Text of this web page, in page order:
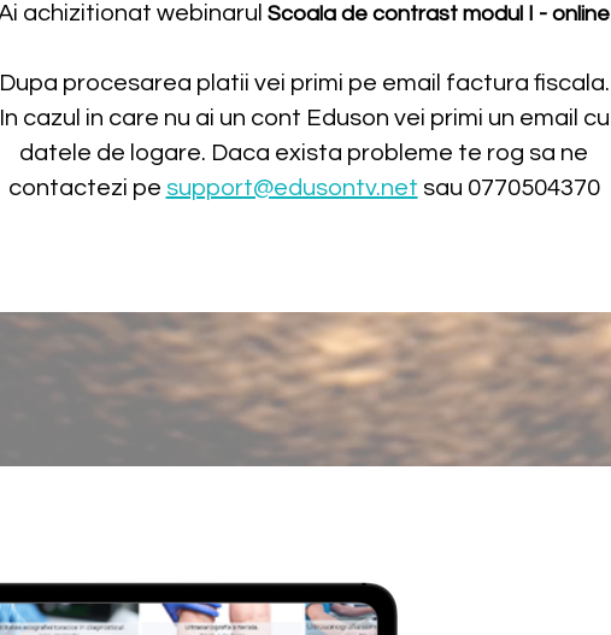
achizitionat webinarul Scoala de contrast modul I - online
Dupa procesarea platii vei primi pe email factura fiscala.
In cazul in care nu ai un cont Eduson vei primi un email cu
datele de logare. Daca exista probleme te rog sa ne
contactezi pe support@edusontv.net sau 0770504370